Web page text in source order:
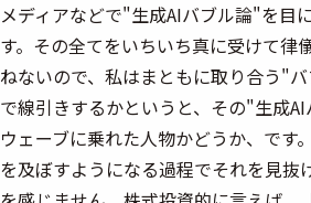
メディアなどで"生成AIバブル論"を目
す。その全てをいちいち真に受けて
ねないので、私はまともに取り合う"
で線引きするかというと、その"生成
ウェーブに乗れた人物かどうか、で
を及ぼすようになる過程でそれを見